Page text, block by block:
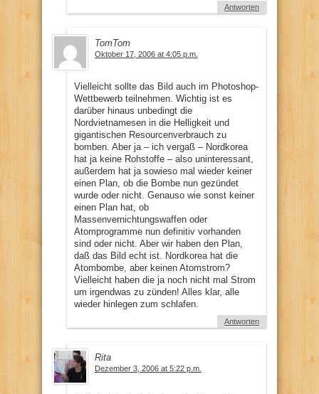
Antworten
TomTom
Oktober 17, 2006 at 4:05 p.m.
Vielleicht sollte das Bild auch im Photoshop-
Wettbewerb teilnehmen. Wichtig ist es
darüber hinaus unbedingt die
Nordvietnamesen in die Helligkeit und
gigantischen Resourcenverbrauch zu
bomben. Aber ja – ich vergaß – Nordkorea
hat ja keine Rohstoffe – also uninteressant,
außerdem hat ja sowieso mal wieder keiner
einen Plan, ob die Bombe nun gezündet
wurde oder nicht. Genauso wie sonst keiner
einen Plan hat, ob
Massenvernichtungswaffen oder
Atomprogramme nun definitiv vorhanden
sind oder nicht. Aber wir haben den Plan,
daß das Bild echt ist. Nordkorea hat die
Atombombe, aber keinen Atomstrom?
Vielleicht haben die ja noch nicht mal Strom
um irgendwas zu zünden! Alles klar, alle
wieder hinlegen zum schlafen.
Antworten
Rita
Dezember 3, 2006 at 5:22 p.m.